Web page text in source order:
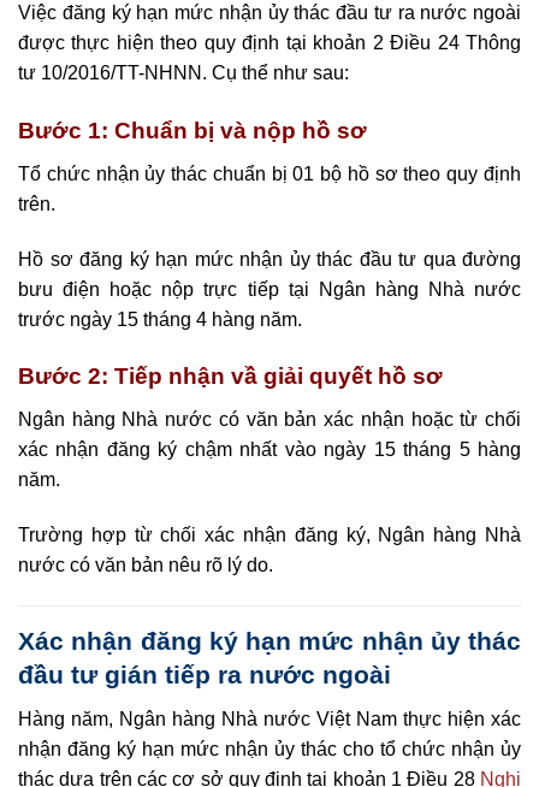
Việc đăng ký hạn mức nhận ủy thác đầu tư ra nước ngoài
được thực hiện theo quy định tại khoản 2 Điều 24 Thông
tư 10/2016/TT-NHNN. Cụ thể như sau:
Bước 1: Chuẩn bị và nộp hồ sơ
Tổ chức nhận ủy thác chuẩn bị 01 bộ hồ sơ theo quy định
trên.
Hồ sơ đăng ký hạn mức nhận ủy thác đầu tư qua đường
bưu điện hoặc nộp trực tiếp tại Ngân hàng Nhà nước
trước ngày 15 tháng 4 hàng năm.
Bước 2: Tiếp nhận vầ giải quyết hồ sơ
Ngân hàng Nhà nước có văn bản xác nhận hoặc từ chối
xác nhận đăng ký chậm nhất vào ngày 15 tháng 5 hàng
năm.
Trường hợp từ chối xác nhận đăng ký, Ngân hàng Nhà
nước có văn bản nêu rõ lý do.
Xác nhận đăng ký hạn mức nhận ủy thác
đầu tư gián tiếp ra nước ngoài
Hàng năm, Ngân hàng Nhà nước Việt Nam thực hiện xác
nhận đăng ký hạn mức nhận ủy thác cho tổ chức nhận ủy
thác dựa trên các cơ sở quy định tại khoản 1 Điều 28 Nghị